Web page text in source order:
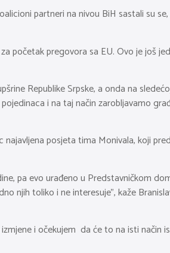
partneri na nivou BiH sastali su
početak pregovora sa EU. Ovo je još
Republike Srpske, a onda na
i na taj način zarobljavamo
posjeta tima Monivala, koji
pa evo urađeno u Predstavničkom
njih toliko i ne interesuje”, kaže
i očekujem da će to na isti način